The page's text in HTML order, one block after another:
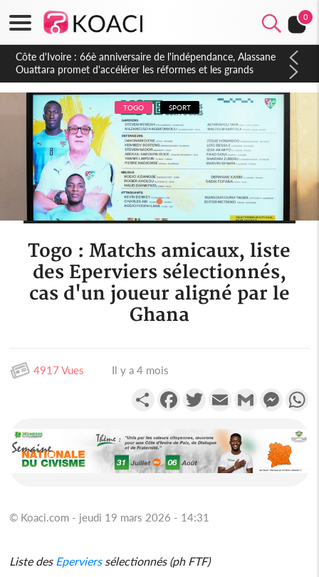
0
Côte d'Ivoire : À Abidjan, Amadou Oury Bah admire le modèle
ivoirien et veut s'en inspirer pour accélérer le développement
de la Guinée
TOGO SPORT
Togo : Matchs amicaux, liste
des Eperviers sélectionnés,
cas d'un joueur aligné par le
Ghana
4917 Vues Il y a 4 mois
PartagerFacebookTwitterEmail Gmail
© Koaci.com - jeudi 19 mars 2026 - 14:31
Liste desEpervierssélectionnés (ph FTF)